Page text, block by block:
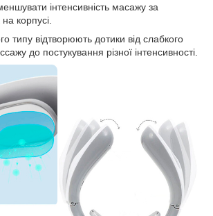
інтенсивність масажу за
корпусі.
типу відтворюють дотики від слабкого
до постукування різної інтенсивності.